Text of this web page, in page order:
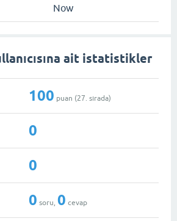
Now
ait istatistikler
100 puan (27 . sırada)
0
0
0 soru, 0 cevap